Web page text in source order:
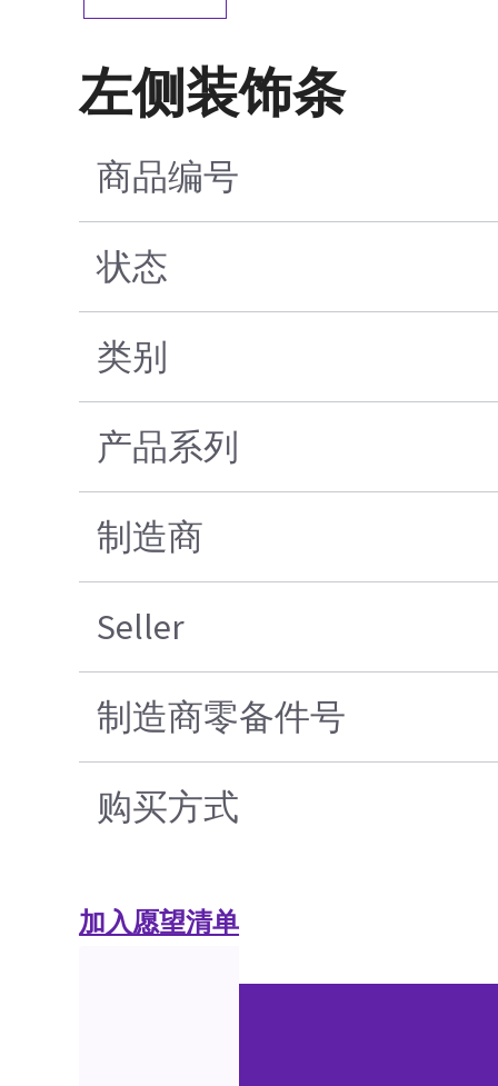
左侧装饰条
商品编号
状态
类别
产品系列
制造商
Seller
制造商零备件号
购买方式
加入愿望清单